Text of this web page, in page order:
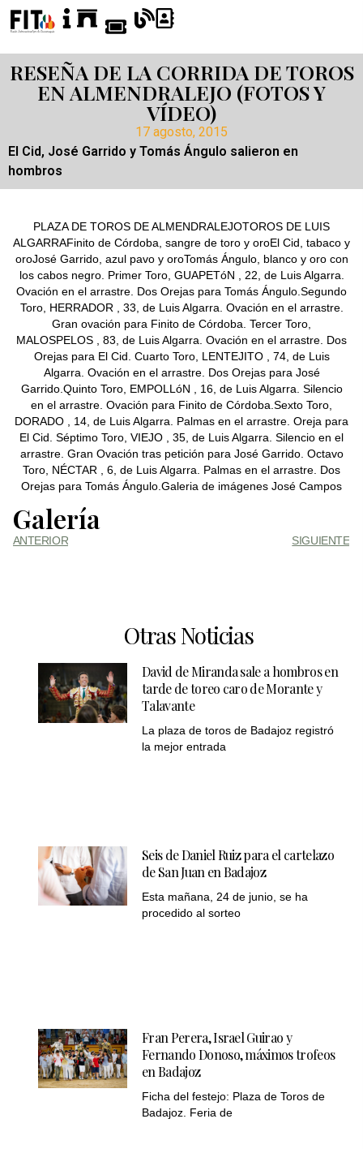
RESEÑA DE LA CORRIDA DE TOROS
EN ALMENDRALEJO (FOTOS Y
VÍDEO)
17 agosto, 2015
El Cid, José Garrido y Tomás Ángulo salieron en
hombros
PLAZA DE TOROS DE ALMENDRALEJOTOROS DE LUIS
ALGARRAFinito de Córdoba, sangre de toro y oroEl Cid, tabaco y
oroJosé Garrido, azul pavo y oroTomás Ángulo, blanco y oro con
los cabos negro. Primer Toro, GUAPETóN , 22, de Luis Algarra.
Ovación en el arrastre. Dos Orejas para Tomás Ángulo.Segundo
Toro, HERRADOR , 33, de Luis Algarra. Ovación en el arrastre.
Gran ovación para Finito de Córdoba. Tercer Toro,
MALOSPELOS , 83, de Luis Algarra. Ovación en el arrastre. Dos
Orejas para El Cid. Cuarto Toro, LENTEJITO , 74, de Luis
Algarra. Ovación en el arrastre. Dos Orejas para José
Garrido.Quinto Toro, EMPOLLóN , 16, de Luis Algarra. Silencio
en el arrastre. Ovación para Finito de Córdoba.Sexto Toro,
DORADO , 14, de Luis Algarra. Palmas en el arrastre. Oreja para
El Cid. Séptimo Toro, VIEJO , 35, de Luis Algarra. Silencio en el
arrastre. Gran Ovación tras petición para José Garrido. Octavo
Toro, NÉCTAR , 6, de Luis Algarra. Palmas en el arrastre. Dos
Orejas para Tomás Ángulo.Galeria de imágenes José Campos
Galería
ANTERIOR SIGUIENTE
Otras Noticias
David de Miranda sale a hombros en
tarde de toreo caro de Morante y
Talavante
La plaza de toros de Badajoz registró
la mejor entrada
Seis de Daniel Ruiz para el cartelazo
de San Juan en Badajoz
Esta mañana, 24 de junio, se ha
procedido al sorteo
Fran Perera, Israel Guirao y
Fernando Donoso, máximos trofeos
en Badajoz
Ficha del festejo: Plaza de Toros de
Badajoz. Feria de